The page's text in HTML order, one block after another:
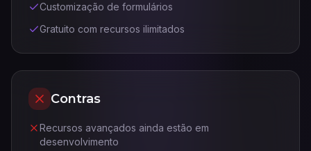
Customização de formulários
Gratuito com recursos ilimitados
Contras
Recursos avançados ainda estão em
desenvolvimento